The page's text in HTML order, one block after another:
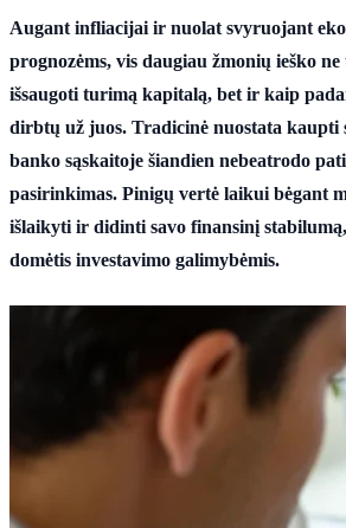
Augant infliacijai ir nuolat svyruojant
prognozėms, vis daugiau žmonių ieško
išsaugoti turimą kapitalą, bet ir kaip
dirbtų už juos. Tradicinė nuostata kaupti
banko sąskaitoje šiandien nebeatrodo
pasirinkimas. Pinigų vertė laikui bėgant
išlaikyti ir didinti savo finansinį
domėtis investavimo galimybėmis.